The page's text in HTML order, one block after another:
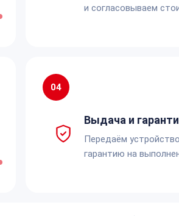
и согласовываем
04
Выдача и
Передаём
гарантию на